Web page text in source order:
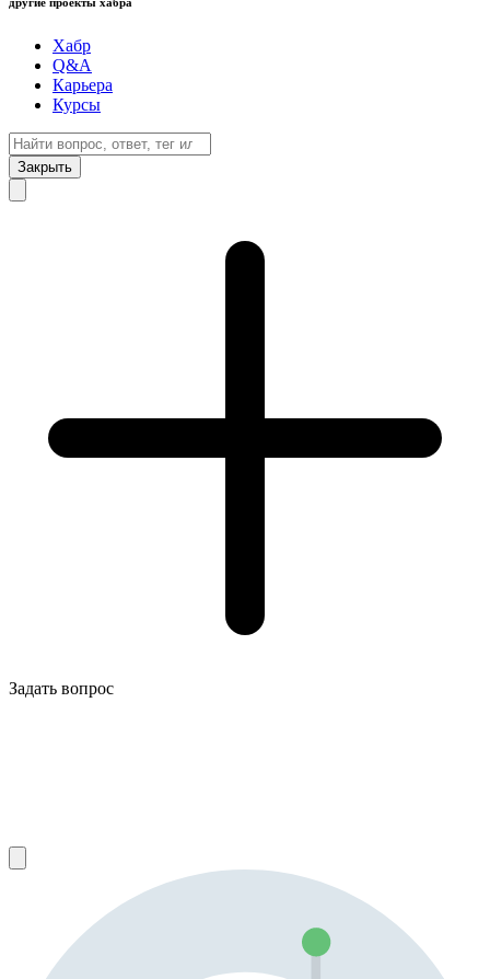
Хабр
Q&A
Карьера
Курсы
Закрыть
Задать вопрос